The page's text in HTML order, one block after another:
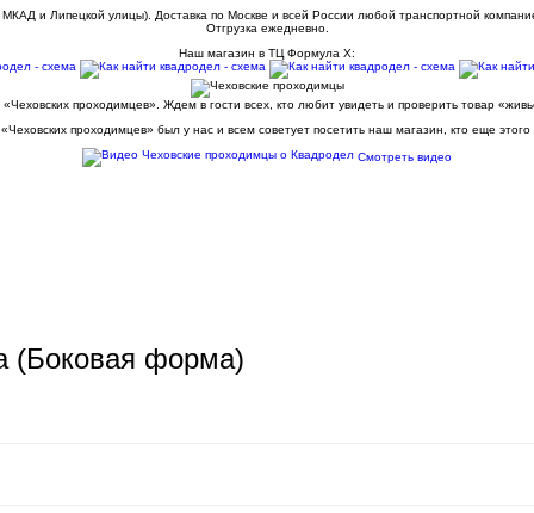
и Липецкой улицы). Доставка по Москве и всей России любой транспортной
Отгрузка ежедневно.
Наш магазин в ТЦ Формула Х:
проходимцев». Ждем в гости всех, кто любит увидеть и проверить товар
проходимцев» был у нас и всем советует посетить наш магазин, кто еще
Смотреть видео
(Боковая форма)